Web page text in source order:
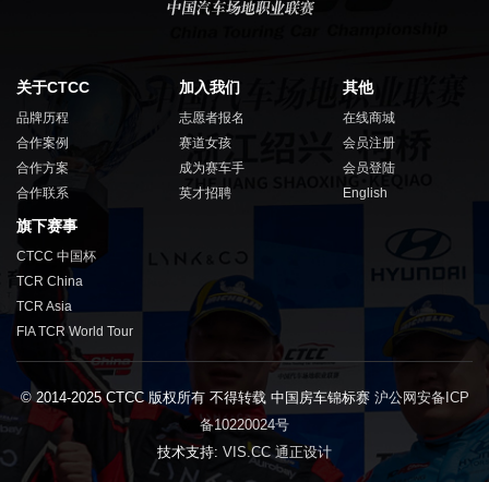
关于CTCC
品牌历程
合作案例
合作方案
合作联系
加入我们
志愿者报名
赛道女孩
成为赛车手
英才招聘
其他
在线商城
会员注册
会员登陆
English
旗下赛事
CTCC 中国杯
TCR China
TCR Asia
FIA TCR World Tour
© 2014-2025 CTCC 版权所有 不得转载 中国房车锦标赛 沪公网安备ICP
备10220024号
技术支持: VIS.CC 通正设计